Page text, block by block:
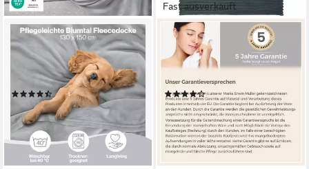
BLUMTAL
Wohndecke Kuschelige
Fleecedecke, Oeko-Tex
zertifizierte Decke
(381)
ab 12,99 € UVP16,99 €
-24%
lieferbar - in 2-3 Werktagen bei dir
Fast ausverkauft
ERWIN MÜLLER
Wohndecke Wohndecke
"Aosta", Fleece in Cordoptik
Uni/Hoch- Tiefstruktur
(7)
ab 23,95 € 33,95 €
-29%
lieferbar - in 2-3 Werktagen bei dir
+3